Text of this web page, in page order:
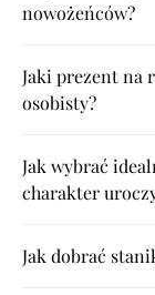
nowożeńców?
Jaki prezent na
osobisty?
Jak wybrać
charakter
Jak dobrać